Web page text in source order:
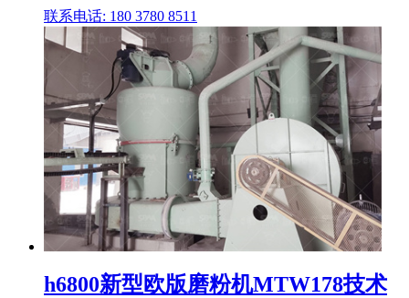
联系电话: 180 3780 8511
h6800新型欧版磨粉机MTW178技术